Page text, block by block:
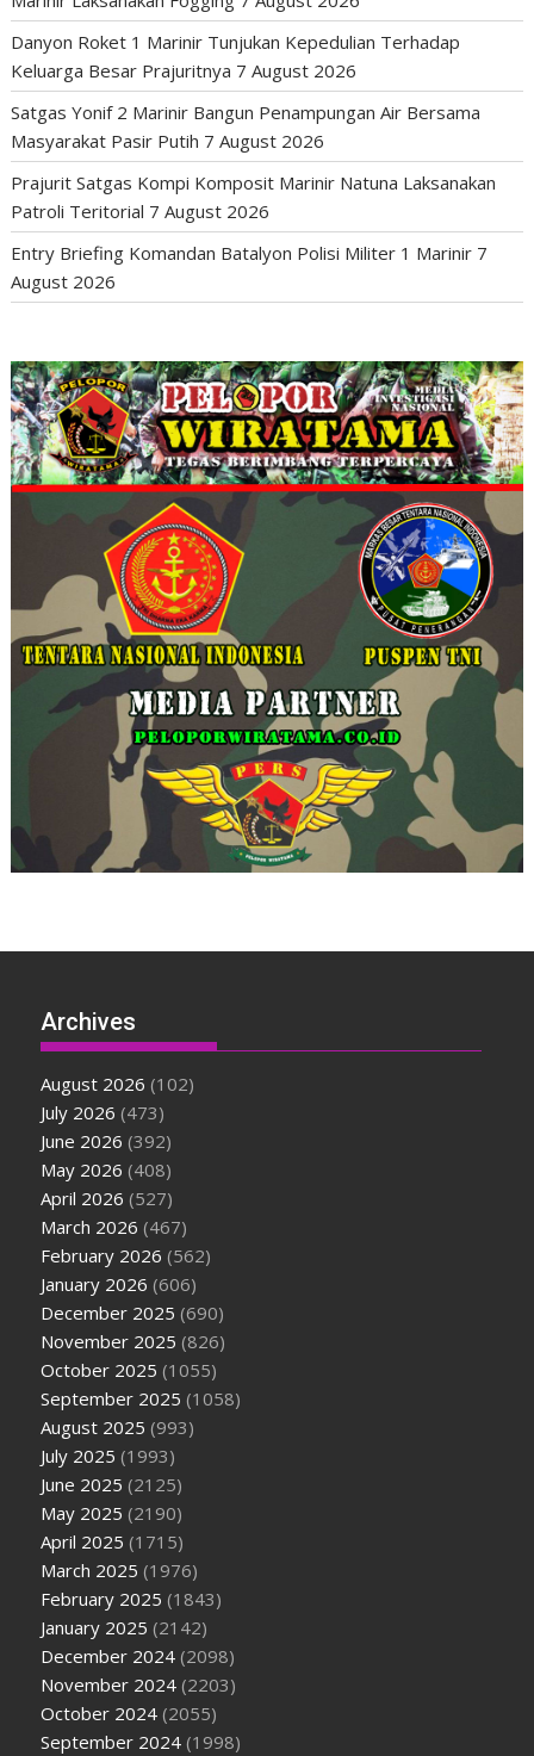
Danyon Roket 1 Marinir Tunjukan Kepedulian Terhadap
Keluarga Besar Prajuritnya 7 August 2026
Satgas Yonif 2 Marinir Bangun Penampungan Air Bersama
Masyarakat Pasir Putih 7 August 2026
Prajurit Satgas Kompi Komposit Marinir Natuna Laksanakan
Patroli Teritorial 7 August 2026
Entry Briefing Komandan Batalyon Polisi Militer 1 Marinir 7
August 2026
Archives
August 2026 (102)
July 2026 (473)
June 2026 (392)
May 2026 (408)
April 2026 (527)
March 2026 (467)
February 2026 (562)
January 2026 (606)
December 2025 (690)
November 2025 (826)
October 2025 (1055)
September 2025 (1058)
August 2025 (993)
July 2025 (1993)
June 2025 (2125)
May 2025 (2190)
April 2025 (1715)
March 2025 (1976)
February 2025 (1843)
January 2025 (2142)
December 2024 (2098)
November 2024 (2203)
October 2024 (2055)
September 2024 (1998)